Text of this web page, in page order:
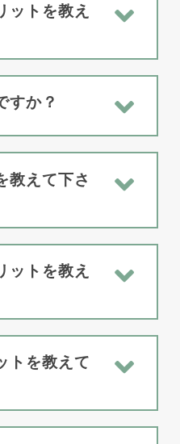
ットを教え
すか？
教えて下さ
ットを教え
トを教えて